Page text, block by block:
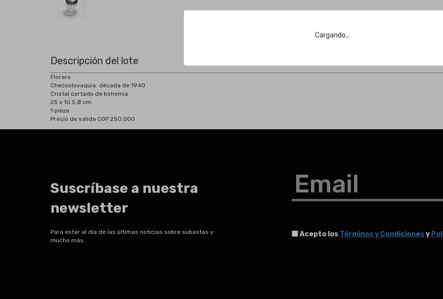
Cargando...
Descripción del lote
Florero
Checoslovaquia. década de 1940
Cristal cortado de bohemia
25 x 10.5 Ø cm
1 pieza
Precio de salida COP 250.000
Suscríbase a nuestra
newsletter
Para estar al día de las últimas noticias sobre subastas y
mucho más.
Email
Acepto los Términos y Condicionesy